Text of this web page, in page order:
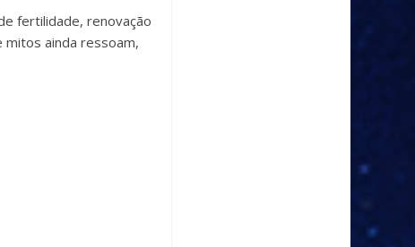
fertilidade, renovação
mitos ainda ressoam,